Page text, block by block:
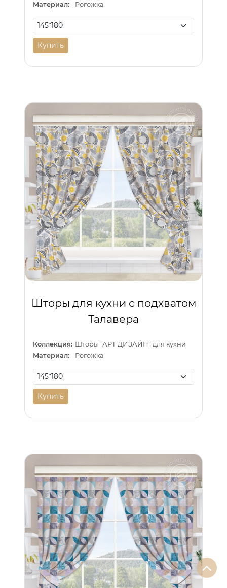
Материал:
Рогожка
Купить
Шторы для кухни с подхватом
Талавера
Коллекция: Шторы "АРТ ДИЗАЙН" для кухни
Материал:
Рогожка
Купить